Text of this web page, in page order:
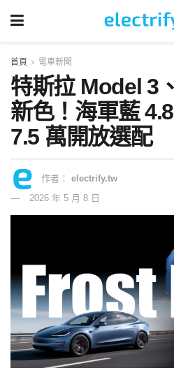
首頁 電車新聞
特斯拉 Model 3
新色！海軍藍
7.5 萬開放選配
作者： electrify.tw
2026 年 5 月 8 日